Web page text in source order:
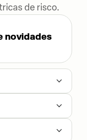
de risco.
novidades